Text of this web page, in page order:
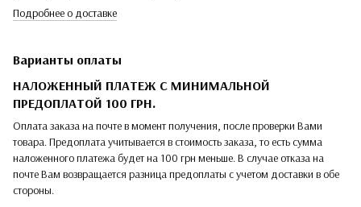
Подробнее о доставке
Варианты оплаты
НАЛОЖЕННЫЙ ПЛАТЕЖ С МИНИМАЛЬНОЙ
ПРЕДОПЛАТОЙ 100 ГРН.
Оплата заказа на почте в момент получения, после проверки Вами
товара. Предоплата учитывается в стоимость заказа, то есть сумма
наложенного платежа будет на 100 грн меньше. В случае отказа на
почте Вам возвращается разница предоплаты с учетом доставки в обе
стороны.